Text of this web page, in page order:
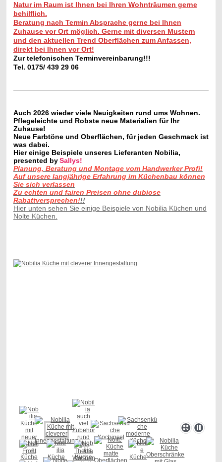
Natur im Raum ist Ihnen bei Ihren Wohnträumen gerne
behilflich.
Beratung nach Termin Absprache gerne bei Ihnen
Zuhause vor Ort möglich. Gerne mit diversen Mustern
und den aktuellen Trend Oberflächen zum Anfassen,
direkt bei Ihnen vor Ort!
Zur telefonischen Terminvereinbarung!!!
Tel. 0175/ 439 29 06
Auch 2026 wieder viele Neuigkeiten rund ums Wohnen.
Pflegeleichte und Robste neue Materialien für Ihr
Zuhause!
Neue Farbtöne und Oberflächen, für jeden Geschmack ist
was dabei.
Hier einige Beispiele unseres Lieferanten Nobilia,
presented bySallys!
Planung, Beratung und Montage vom Handwerker Profi!
Auf unsere langjährige Erfahrung im Küchenbau können
Sie sich verlassen
Zu echten und fairen Preisen ohne dubiose
Rabattversprechen!!!
Hier unten sehen Sie einige Beispiele von Nobilia Küchen und
Nolte Küchen.